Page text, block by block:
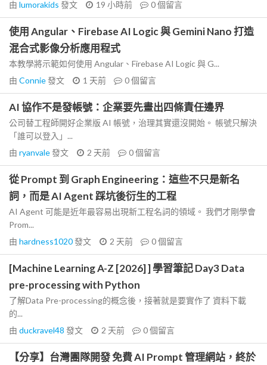
由 lumorakids 發文 19 小時前 0個留言
使用 Angular、Firebase AI Logic 與 Gemini Nano 打造
混合式影像分析應用程式
本教學將示範如何使用 Angular、Firebase AI Logic 與 G...
由 Connie發文 1 天前 0個留言
AI 協作不是發帳號：企業要先畫出四條責任邊界
公司替工程師開好企業版 AI 帳號，治理其實還沒開始。 帳號只解決
「誰可以登入」...
由 ryanvale發文 2 天前 0個留言
從 Prompt 到 Graph Engineering：這些不只是新名
詞，而是 AI Agent 踩坑後衍生的工程
AI Agent 可能是近年最容易出現新工程名詞的領域。 我們才剛學會
Prom...
由 hardness1020發文 2 天前 0個留言
[Machine Learning A-Z [2026] ] 學習筆記 Day3 Data
pre-processing with Python
了解Data Pre-processing的概念後，接著就是要實作了 資料下載
的...
由 duckravel48 發文 2 天前 0個留言
【分享】台灣團隊開發 免費 AI Prompt 管理網站，終於